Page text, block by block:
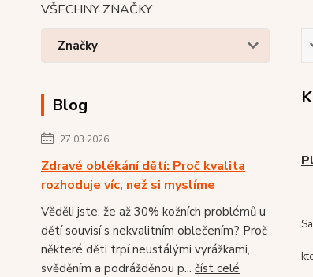
VŠECHNY ZNAČKY
Značky
Blog
27.03.2026
Zdravé oblékání dětí: Proč kvalita
rozhoduje víc, než si myslíme
Věděli jste, že až 30% kožních problémů u
dětí souvisí s nekvalitním oblečením? Proč
některé děti trpí neustálými vyrážkami,
svěděním a podrážděnou p... číst celé